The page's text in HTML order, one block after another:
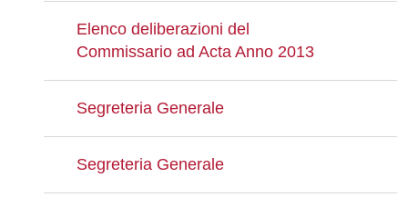
Elenco deliberazioni del
Commissario ad Acta Anno 2013
Segreteria Generale
Segreteria Generale